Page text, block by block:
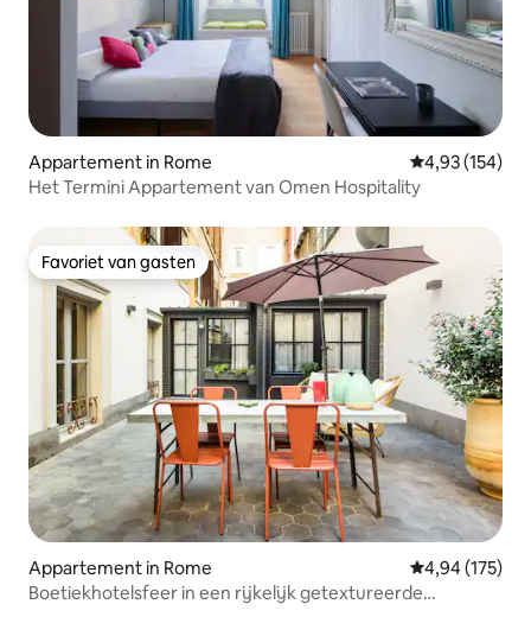
Appartement in Rome Gemiddelde
4,93 (154)
Het Termini Appartement van Omen Hospitality
Favoriet van gasten
Favoriet van gasten
Appartement in Rome Gemiddelde
4,94 (175)
Boetiekhotelsfeer in een rijkelijk getextureerde